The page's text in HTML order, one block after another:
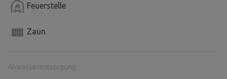
Feuerstelle
Zaun
Abwasserentsorgung